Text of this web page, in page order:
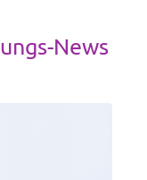
News